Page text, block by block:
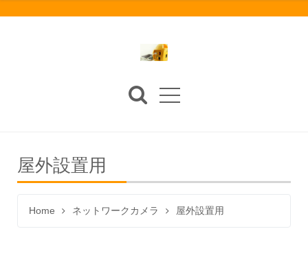
屋外設置用
Home ネットワークカメラ 屋外設置用